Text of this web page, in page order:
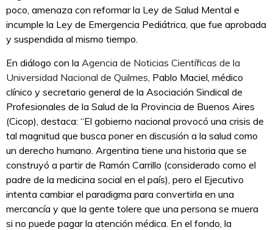
poco, amenaza con reformar la Ley de Salud Mental e
incumple la Ley de Emergencia Pediátrica, que fue aprobada
y suspendida al mismo tiempo.
En diálogo con la Agencia de Noticias Científicas de la
Universidad Nacional de Quilmes , Pablo Maciel, médico
clínico y secretario general de la Asociación Sindical de
Profesionales de la Salud de la Provincia de Buenos Aires
(Cicop), destaca: “El gobierno nacional provocó una crisis de
tal magnitud que busca poner en discusión a la salud como
un derecho humano. Argentina tiene una historia que se
construyó a partir de Ramón Carrillo (considerado como el
padre de la medicina social en el país), pero el Ejecutivo
intenta cambiar el paradigma para convertirla en una
mercancía y que la gente tolere que una persona se muera
si no puede pagar la atención médica. En el fondo, la